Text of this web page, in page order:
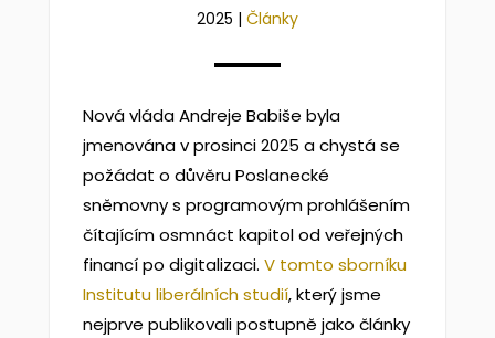
2025 | Články
Nová vláda Andreje Babiše byla
jmenována v prosinci 2025 a chystá se
požádat o důvěru Poslanecké
sněmovny s programovým prohlášením
čítajícím osmnáct kapitol od veřejných
financí po digitalizaci. V tomto sborníku
Institutu liberálních studií, který jsme
nejprve publikovali postupně jako články